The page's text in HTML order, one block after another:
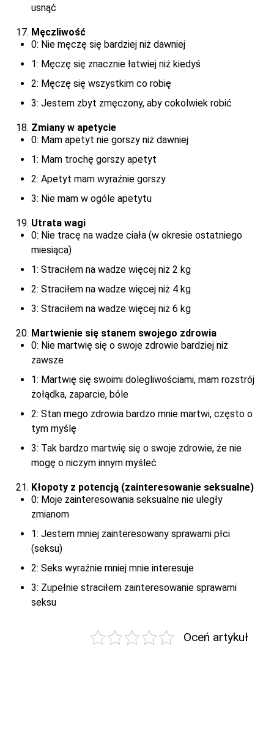
usnąć
Męczliwość
0: Nie męczę się bardziej niż dawniej
1: Męczę się znacznie łatwiej niż kiedyś
2: Męczę się wszystkim co robię
3: Jestem zbyt zmęczony, aby cokolwiek robić
Zmiany w apetycie
0: Mam apetyt nie gorszy niż dawniej
1: Mam trochę gorszy apetyt
2: Apetyt mam wyraźnie gorszy
3: Nie mam w ogóle apetytu
Utrata wagi
0: Nie tracę na wadze ciała (w okresie ostatniego
miesiąca)
1: Straciłem na wadze więcej niż 2 kg
2: Straciłem na wadze więcej niż 4 kg
3: Straciłem na wadze więcej niż 6 kg
Martwienie się stanem swojego zdrowia
0: Nie martwię się o swoje zdrowie bardziej niż
zawsze
1: Martwię się swoimi dolegliwościami, mam rozstrój
żołądka, zaparcie, bóle
2: Stan mego zdrowia bardzo mnie martwi, często o
tym myślę
3: Tak bardzo martwię się o swoje zdrowie, że nie
mogę o niczym innym myśleć
Kłopoty z potencją (zainteresowanie seksualne)
0: Moje zainteresowania seksualne nie uległy
zmianom
1: Jestem mniej zainteresowany sprawami płci
(seksu)
2: Seks wyraźnie mniej mnie interesuje
3: Zupełnie straciłem zainteresowanie sprawami
seksu
Oceń artykuł